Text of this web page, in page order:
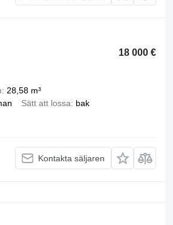
18 000 €
28,58 m³
Sätt att lossa bak
Kontakta säljaren